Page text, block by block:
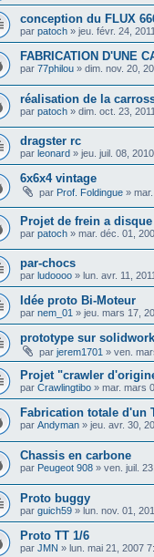
conception du FLUX
par patoch » jeu. févr. 24,
FABRICATION D'UNE
par 77philou » dim. nov. 20,
réalisation de la
par patoch » dim. oct. 23,
dragster rc
par leonard » jeu. juil. 08,
6x6x4 vintage
par Prof. Foldingue »
Projet de frein a
par patoch » mar. déc. 01,
par-chocs
par ludoooo » lun. avr. 11,
Idée proto Bi-Moteur
par nem_01 » jeu. mars 17,
prototype sur
par jerem1701 » ven.
Projet "crawler
par Crawlingtibo » mar. mars
Fabrication totale d'un
par Andyman » jeu. avr. 30,
Chassis en carbone
par Peugeot 908 » ven. juil.
Proto buggy
par guich59 » lun. nov. 01,
Proto TT 1/6
par JMN » lun. mai 21, 2007